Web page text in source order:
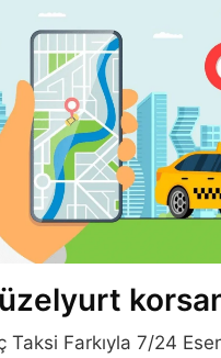
Taksi Farkıyla 7/24